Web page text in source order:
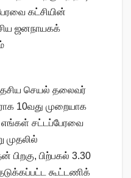
கட்சியின்
ஜனநாயகக்
தேசிய செயல் தலைவர்
10வது முறையாக
எங்கள் சட்டப்பேரவை
முதலில்
பிறகு, பிற்பகல் 3.30
கூட்டணிக்